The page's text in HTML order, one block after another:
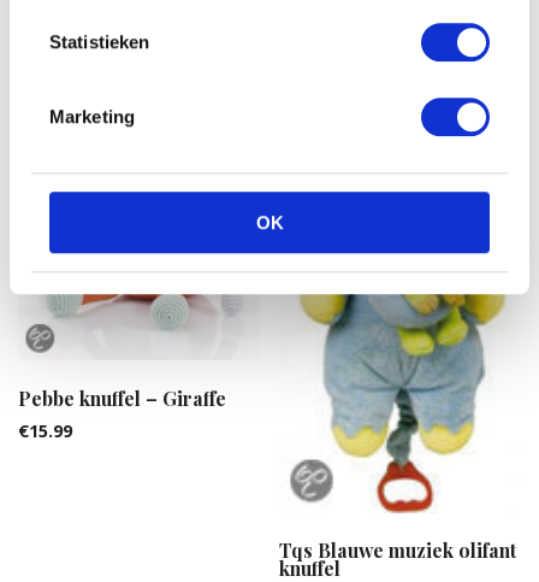
Statistieken
Marketing
OK
Pebbe knuffel – Giraffe
€15.99
Tqs Blauwe muziek olifant
knuffel